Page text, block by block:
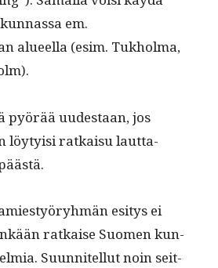
em.
alueel­la (esim. Tukhol­ma,
pyörää uud­estaan, jos
löy­ty­isi ratkaisu laut­ta­
esi­tys ei
ratkaise Suomen kun­
Suun­nitel­lut noin seit­